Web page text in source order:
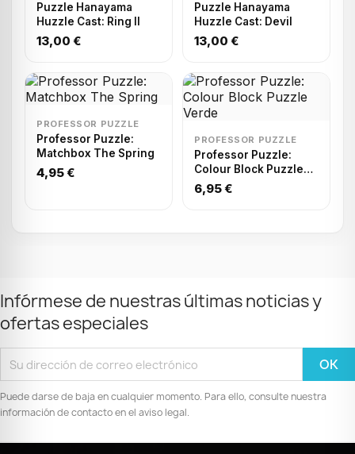
Puzzle Hanayama
Huzzle Cast: Ring II
13,00 €
Puzzle Hanayama
Huzzle Cast: Devil
13,00 €
PROFESSOR PUZZLE
Professor Puzzle:
Matchbox The Spring
4,95 €
PROFESSOR PUZZLE
Professor Puzzle:
Colour Block Puzzle
Verde
6,95 €
Infórmese de nuestras últimas noticias y
ofertas especiales
Puede darse de baja en cualquier momento. Para ello, consulte nuestra
información de contacto en el aviso legal.